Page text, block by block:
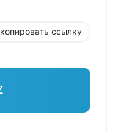
ссылку